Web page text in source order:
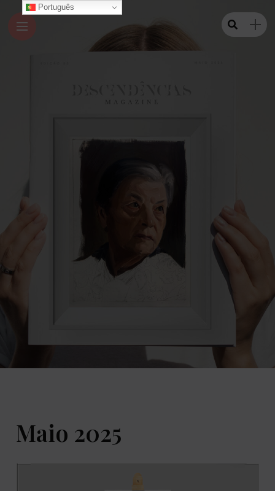
Maio 2025
Português